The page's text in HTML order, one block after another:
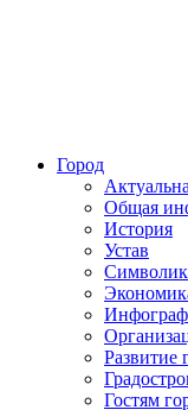
Город
Общая
История
Устав
Развитие
Гостям